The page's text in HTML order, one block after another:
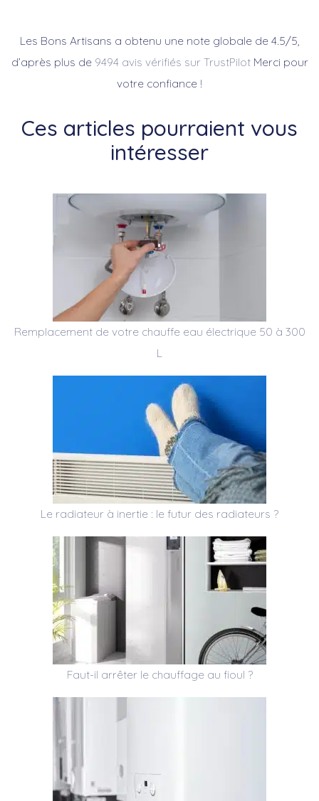
Les Bons Artisans a obtenu une note globale de 4.5/5,
d’après plus de 9494 avis vérifiés sur TrustPilotMerci pour
votre confiance !
Ces articles pourraient vous
intéresser
Remplacement de votre chauffe eau électrique 50 à 300
L
Le radiateur à inertie : le futur des radiateurs ?
Faut-il arrêter le chauffage au fioul ?